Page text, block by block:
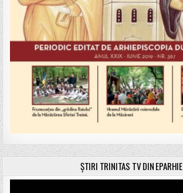
ȘTIRI TRINITAS TV DIN EPARHIE